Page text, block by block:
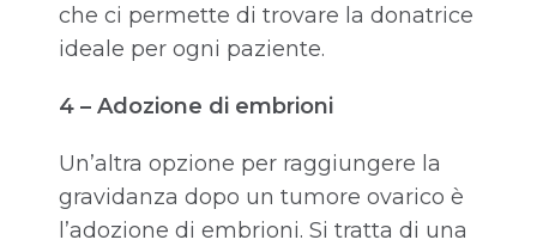
che ci permette di trovare la donatrice
ideale per ogni paziente.
4 – Adozione di embrioni
Un’altra opzione per raggiungere la
gravidanza dopo un tumore ovarico è
l’adozione di embrioni. Si tratta di una